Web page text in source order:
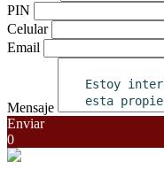
PIN
Celular
Email
Mensaje
Enviar
0